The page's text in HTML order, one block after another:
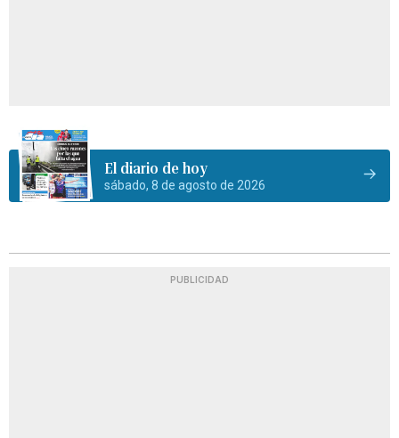
El diario de hoy
sábado, 8 de agosto de 2026
PUBLICIDAD